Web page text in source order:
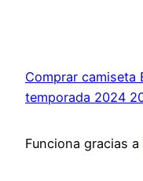
Comprar camiseta
temporada 2024
Funciona gracias a